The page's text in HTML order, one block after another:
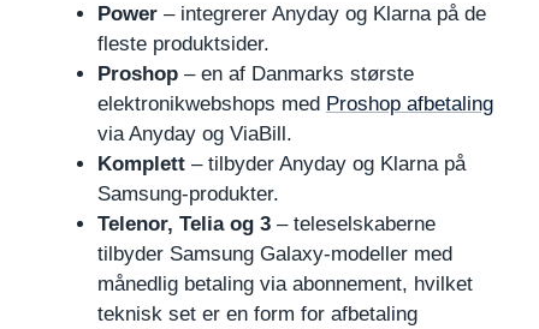
Power – integrerer Anyday og Klarna på de
fleste produktsider.
Proshop – en af Danmarks største
elektronikwebshops med Proshop afbetaling
via Anyday og ViaBill.
Komplett – tilbyder Anyday og Klarna på
Samsung-produkter.
Telenor, Telia og 3 – teleselskaberne
tilbyder Samsung Galaxy-modeller med
månedlig betaling via abonnement, hvilket
teknisk set er en form for afbetaling